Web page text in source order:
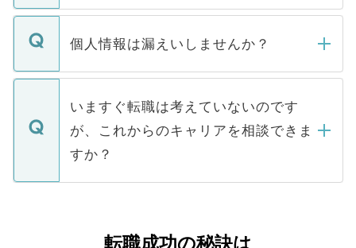
ません。
■応募殺到を避けるため 人気のある医療機
関を公にしてしまうと、応募が殺到する場
に、医療機関が求める条件に合った人材の
みを人材紹介会社に依頼するケースが増え
ています。
転職・入職を強要することは一切ありませ
ん。また、仮に応募先から内定をいただい
定を承諾する必要はありません。内定先へ
の辞退の連絡はキャリアパートナーが行い
個人情報は漏えいしませんか？
個人情報が漏えいすることはありませんの
で、ご安心ください。当サイトからの登録
などで収集したご登録者様の個人情報は、
ご本人のキャリアアップおよび転職活動の
支援を目的に使用いたします。お預かりし
ているすべての個人データはご本人の許可
は、個人情報の取り扱いについての厳密な
いますぐ転職は考えていないのです
が、これからのキャリアを相談できま
すか？
かがいして、現在の医療機関の状況や紹介
転職成功の秘訣は